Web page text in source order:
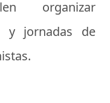
organizar
y jornadas de